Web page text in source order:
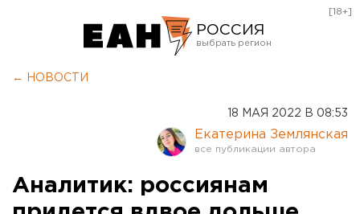
РОССИЯ
Оренбург
[18+]
← НОВОСТИ
18 МАЯ 2022 В 08:53
Екатерина Землянская
Аналитик: россиянам